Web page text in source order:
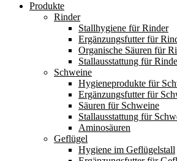
Produkte
Rinder
Stallhygiene für Rinder
Ergänzungsfutter für
Organische Säuren für
Stallausstattung für
Schweine
Hygieneprodukte für
Ergänzungsfutter für
Säuren für Schweine
Stallausstattung für
Aminosäuren
Geflügel
Hygiene im Geflügelstall